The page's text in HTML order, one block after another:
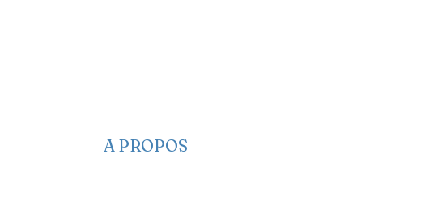
A PROPOS